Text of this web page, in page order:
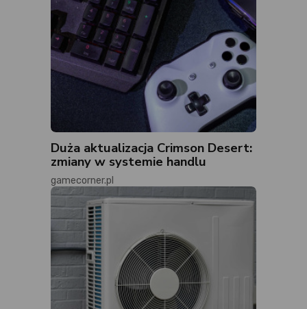
Duża aktualizacja Crimson Desert:
zmiany w systemie handlu
gamecorner.pl